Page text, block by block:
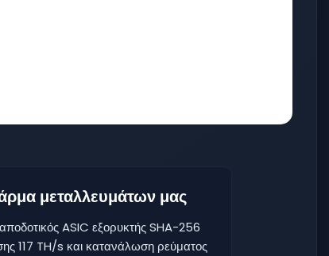
μεταλλευμάτων μας
ASIC εξορυκτής SHA-256
117 TH/s και κατανάλωση ρεύματος